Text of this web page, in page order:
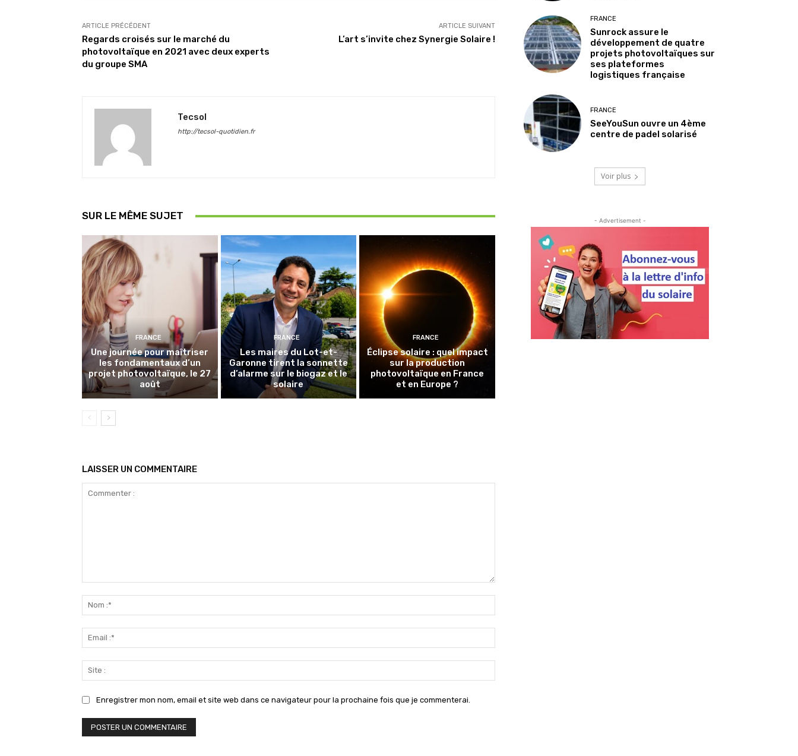
ARTICLE PRÉCÉDENT
Regards croisés sur le marché du
photovoltaïque en 2021 avec deux experts
du groupe SMA
ARTICLE SUIVANT
L’art s’invite chez Synergie Solaire !
Tecsol
http://tecsol-quotidien.fr
SUR LE MÊME SUJET
FRANCE
Une journée pour maîtriser
les fondamentaux d’un
projet photovoltaïque, le 27
août
FRANCE
Les maires du Lot-et-
Garonne tirent la sonnette
d’alarme sur le biogaz et le
solaire
FRANCE
Éclipse solaire : quel impact
sur la production
photovoltaïque en France
et en Europe ?
LAISSER UN COMMENTAIRE
Enregistrer mon nom, email et site web dans ce navigateur pour la prochaine fois que je commenterai.
FRANCE
Sunrock assure le
développement de quatre
projets photovoltaïques sur
ses plateformes
logistiques française
FRANCE
SeeYouSun ouvre un 4ème
centre de padel solarisé
Voir plus
- Advertisement -